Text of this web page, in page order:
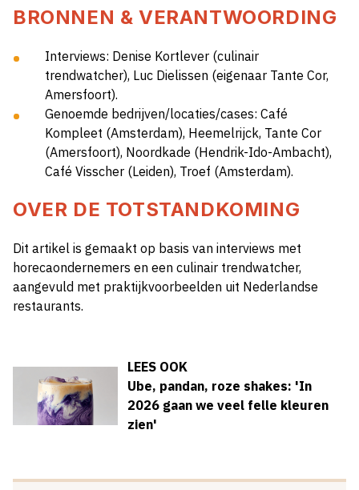
BRONNEN & VERANTWOORDING
Interviews: Denise Kortlever (culinair
trendwatcher), Luc Dielissen (eigenaar Tante Cor,
Amersfoort).
Genoemde bedrijven/locaties/cases: Café
Kompleet (Amsterdam), Heemelrijck, Tante Cor
(Amersfoort), Noordkade (Hendrik-Ido-Ambacht),
Café Visscher (Leiden), Troef (Amsterdam).
OVER DE TOTSTANDKOMING
Dit artikel is gemaakt op basis van interviews met
horecaondernemers en een culinair trendwatcher,
aangevuld met praktijkvoorbeelden uit Nederlandse
restaurants.
LEES OOK
Ube, pandan, roze shakes: 'In
2026 gaan we veel felle kleuren
zien'